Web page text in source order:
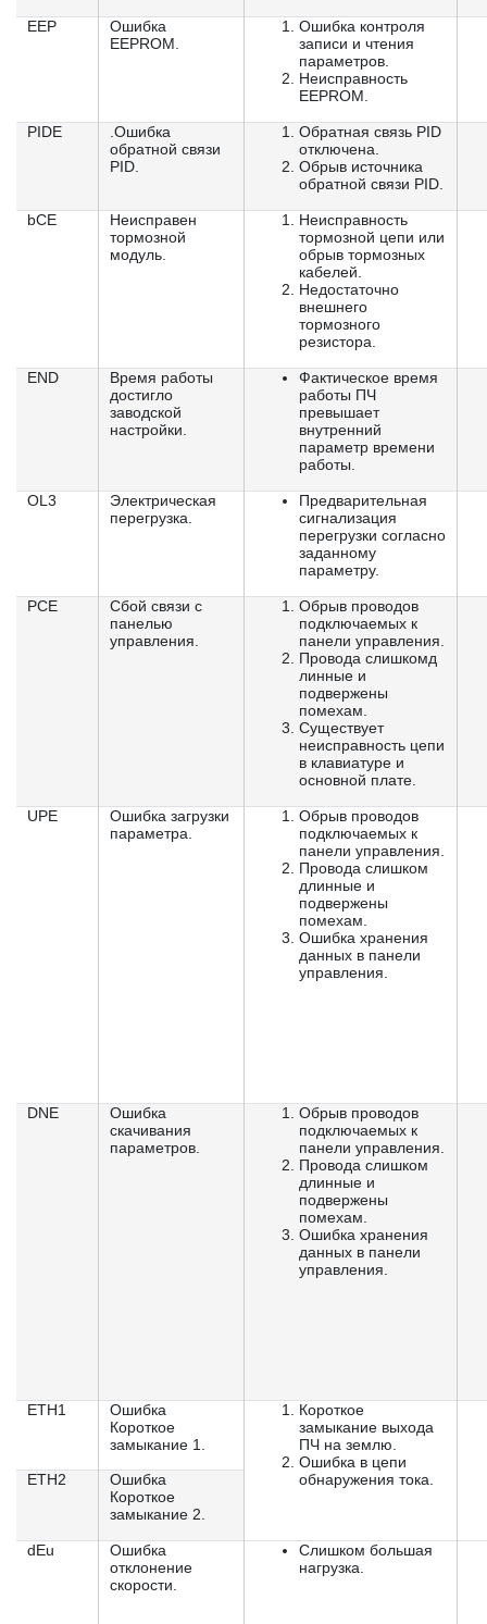
EEP
Ошибка
EEPROM.
Ошибка контроля
записи и чтения
параметров.
Неисправность
EEPROM.
PIDE
.Ошибка
обратной связи
PID.
Обратная связь PID
отключена.
Обрыв источника
обратной связи PID.
bCE
Неисправен
тормозной
модуль.
Неисправность
тормозной цепи или
обрыв тормозных
кабелей.
Недостаточно
внешнего
тормозного
резистора.
END
Время работы
достигло
заводской
настройки.
Фактическое время
работы ПЧ
превышает
внутренний
параметр времени
работы.
OL3
Электрическая
перегрузка.
Предварительная
сигнализация
перегрузки согласно
заданному
параметру.
PCE
Сбой связи с
панелью
управления.
Обрыв проводов
подключаемых к
панели управления.
Провода слишкомд
линные и
подвержены
помехам.
Существует
неисправность цепи
в клавиатуре и
основной плате.
UPE
Ошибка загрузки
параметра.
Обрыв проводов
подключаемых к
панели управления.
Провода слишком
длинные и
подвержены
помехам.
Ошибка хранения
данных в панели
управления.
DNE
Ошибка
скачивания
параметров.
Обрыв проводов
подключаемых к
панели управления.
Провода слишком
длинные и
подвержены
помехам.
Ошибка хранения
данных в панели
управления.
ETH1
Ошибка
Короткое
замыкание 1.
Короткое
замыкание выхода
ПЧ на землю.
Ошибка в цепи
обнаружения тока.
ETH2
Ошибка
Короткое
замыкание 2.
dEu
Ошибка
отклонение
скорости.
Слишком большая
нагрузка.